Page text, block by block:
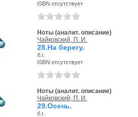
ISBN отсутствует
Ноты (аналит. описание)
Чайковский, П. И.
28.На берегу.
б.г.
ISBN отсутствует
Ноты (аналит. описание)
Чайковский, П. И.
29.Осень.
б.г.